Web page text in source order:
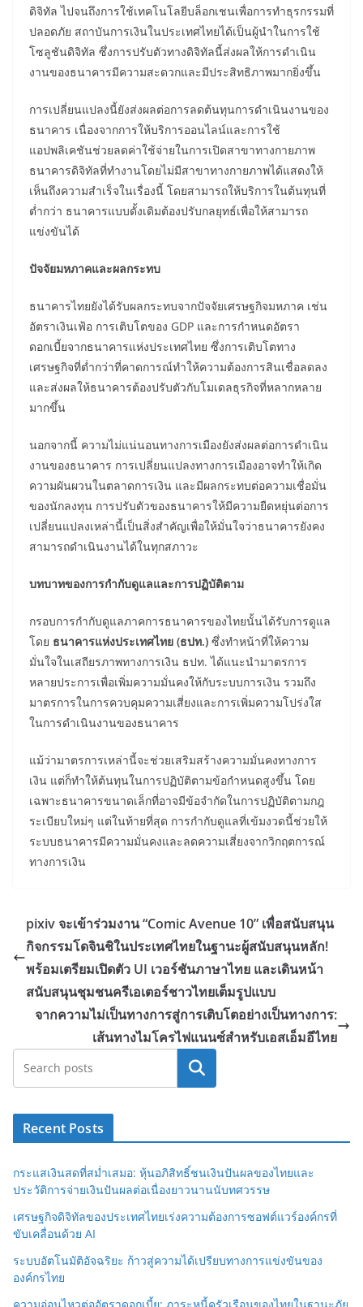
ดิจิทัล ไปจนถึงการใช้เทคโนโลยีบล็อกเชนเพื่อการทำธุรกรรมที่
ปลอดภัย สถาบันการเงินในประเทศไทยได้เป็นผู้นำในการใช้
โซลูชันดิจิทัล ซึ่งการปรับตัวทางดิจิทัลนี้ส่งผลให้การดำเนิน
งานของธนาคารมีความสะดวกและมีประสิทธิภาพมากยิ่งขึ้น
การเปลี่ยนแปลงนี้ยังส่งผลต่อการลดต้นทุนการดำเนินงานของ
ธนาคาร เนื่องจากการให้บริการออนไลน์และการใช้
แอปพลิเคชันช่วยลดค่าใช้จ่ายในการเปิดสาขาทางกายภาพ
ธนาคารดิจิทัลที่ทำงานโดยไม่มีสาขาทางกายภาพได้แสดงให้
เห็นถึงความสำเร็จในเรื่องนี้ โดยสามารถให้บริการในต้นทุนที่
ต่ำกว่า ธนาคารแบบดั้งเดิมต้องปรับกลยุทธ์เพื่อให้สามารถ
แข่งขันได้
ปัจจัยมหภาคและผลกระทบ
ธนาคารไทยยังได้รับผลกระทบจากปัจจัยเศรษฐกิจมหภาค เช่น
อัตราเงินเฟ้อ การเติบโตของ GDP และการกำหนดอัตรา
ดอกเบี้ยจากธนาคารแห่งประเทศไทย ซึ่งการเติบโตทาง
เศรษฐกิจที่ต่ำกว่าที่คาดการณ์ทำให้ความต้องการสินเชื่อลดลง
และส่งผลให้ธนาคารต้องปรับตัวกับโมเดลธุรกิจที่หลากหลาย
มากขึ้น
นอกจากนี้ ความไม่แน่นอนทางการเมืองยังส่งผลต่อการดำเนิน
งานของธนาคาร การเปลี่ยนแปลงทางการเมืองอาจทำให้เกิด
ความผันผวนในตลาดการเงิน และมีผลกระทบต่อความเชื่อมั่น
ของนักลงทุน การปรับตัวของธนาคารให้มีความยืดหยุ่นต่อการ
เปลี่ยนแปลงเหล่านี้เป็นสิ่งสำคัญเพื่อให้มั่นใจว่าธนาคารยังคง
สามารถดำเนินงานได้ในทุกสภาวะ
บทบาทของการกำกับดูแลและการปฏิบัติตาม
กรอบการกำกับดูแลภาคการธนาคารของไทยนั้นได้รับการดูแล
โดย ธนาคารแห่งประเทศไทย (ธปท.) ซึ่งทำหน้าที่ให้ความ
มั่นใจในเสถียรภาพทางการเงิน ธปท. ได้แนะนำมาตรการ
หลายประการเพื่อเพิ่มความมั่นคงให้กับระบบการเงิน รวมถึง
มาตรการในการควบคุมความเสี่ยงและการเพิ่มความโปร่งใส
ในการดำเนินงานของธนาคาร
แม้ว่ามาตรการเหล่านี้จะช่วยเสริมสร้างความมั่นคงทางการ
เงิน แต่ก็ทำให้ต้นทุนในการปฏิบัติตามข้อกำหนดสูงขึ้น โดย
เฉพาะธนาคารขนาดเล็กที่อาจมีข้อจำกัดในการปฏิบัติตามกฎ
ระเบียบใหม่ๆ แต่ในท้ายที่สุด การกำกับดูแลที่เข้มงวดนี้ช่วยให้
ระบบธนาคารมีความมั่นคงและลดความเสี่ยงจากวิกฤตการณ์
ทางการเงิน
pixiv จะเข้าร่วมงาน “Comic Avenue 10” เพื่อสนับสนุน
กิจกรรมโดจินชิในประเทศไทยในฐานะผู้สนับสนุนหลัก!
พร้อมเตรียมเปิดตัว UI เวอร์ชันภาษาไทย และเดินหน้า
สนับสนุนชุมชนครีเอเตอร์ชาวไทยเต็มรูปแบบ
จากความไม่เป็นทางการสู่การเติบโตอย่างเป็นทางการ:
เส้นทางไมโครไฟแนนซ์สำหรับเอสเอ็มอีไทย
Search
Recent Posts
กระแสเงินสดที่สม่ำเสมอ: หุ้นอภิสิทธิ์ชนเงินปันผลของไทยและ
ประวัติการจ่ายเงินปันผลต่อเนื่องยาวนานนับทศวรรษ
เศรษฐกิจดิจิทัลของประเทศไทยเร่งความต้องการซอฟต์แวร์องค์กรที่
ขับเคลื่อนด้วย AI
ระบบอัตโนมัติอัจฉริยะ ก้าวสู่ความได้เปรียบทางการแข่งขันของ
องค์กรไทย